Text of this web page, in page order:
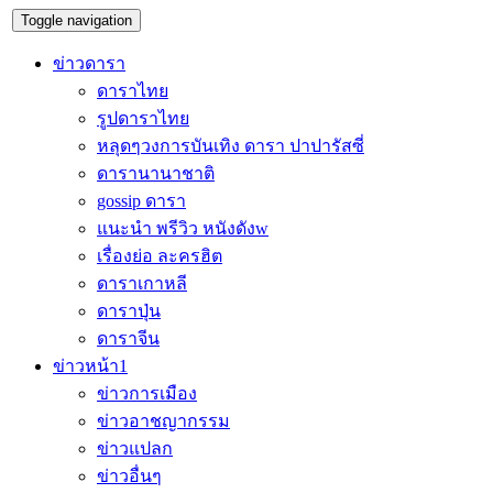
Toggle navigation
ข่าวดารา
ดาราไทย
รูปดาราไทย
หลุดๆวงการบันเทิง ดารา ปาปารัสซี่
ดารานานาชาติ
gossip ดารา
แนะนำ พรีวิว หนังดังw
เรื่องย่อ ละครฮิต
ดาราเกาหลี
ดาราปุ่น
ดาราจีน
ข่าวหน้า1
ข่าวการเมือง
ข่าวอาชญากรรม
ข่าวแปลก
ข่าวอื่นๆ